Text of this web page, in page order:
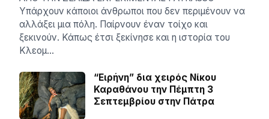
Υπάρχουν κάποιοι άνθρωποι που δεν περιμένουν να
αλλάξει μια πόλη. Παίρνουν έναν τοίχο και
ξεκινούν. Κάπως έτσι ξεκίνησε και η ιστορία του
Κλεομ…
“Ειρήνη” δια χειρός Νίκου
Καραθάνου την Πέμπτη 3
Σεπτεμβρίου στην Πάτρα